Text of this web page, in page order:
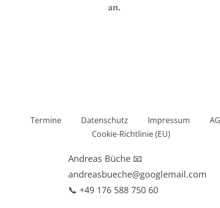
an.
Termine Datenschutz Impressum
Cookie-Richtlinie (EU)
Andreas Büche 📧
andreasbueche@googlemail.com
📞 +49 176 588 750 60